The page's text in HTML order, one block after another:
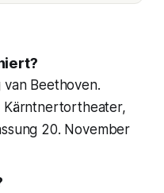
van Beethoven.
Kärntnertortheater,
20. November